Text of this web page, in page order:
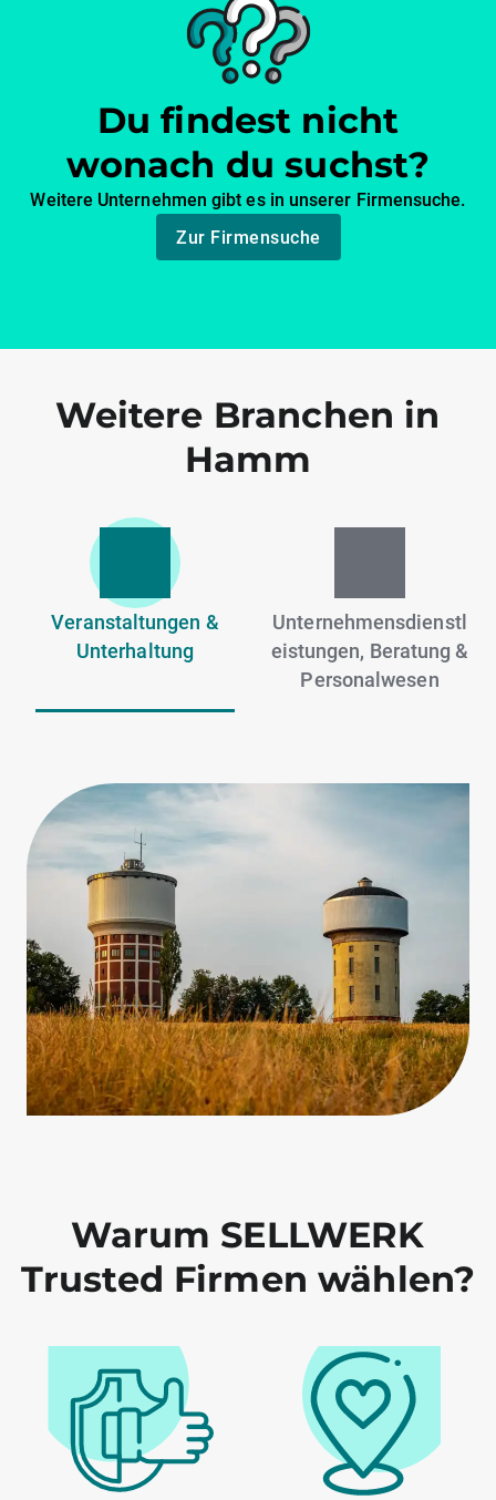
Du findest nicht
wonach du suchst?
Weitere Unternehmen gibt es in unserer Firmensuche.
Zur Firmensuche
Weitere Branchen in
Hamm
Veranstaltungen &
Unterhaltung
Unternehmensdienstl
eistungen, Beratung &
Personalwesen
Warum SELLWERK
Trusted Firmen wählen?